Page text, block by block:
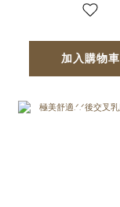
加入購物車